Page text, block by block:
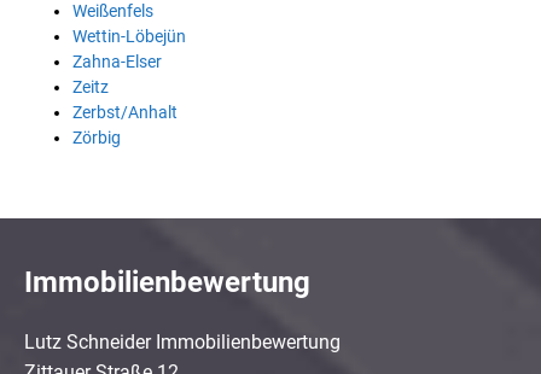
Weißenfels
Wettin-Löbejün
Zahna-Elser
Zeitz
Zerbst/Anhalt
Zörbig
Immobilienbewertung
Lutz Schneider Immobilienbewertung